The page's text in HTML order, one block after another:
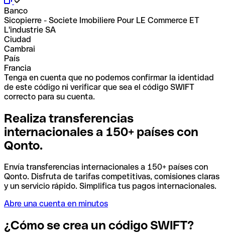
Banco
Sicopierre - Societe Imobiliere Pour LE Commerce ET
L'industrie SA
Ciudad
Cambrai
País
Francia
Tenga en cuenta que no podemos confirmar la identidad
de este código ni verificar que sea el código SWIFT
correcto para su cuenta.
Realiza transferencias
internacionales a 150+ países con
Qonto.
Envía transferencias internacionales a 150+ países con
Qonto. Disfruta de tarifas competitivas, comisiones claras
y un servicio rápido. Simplifica tus pagos internacionales.
Abre una cuenta en minutos
¿Cómo se crea un código SWIFT?